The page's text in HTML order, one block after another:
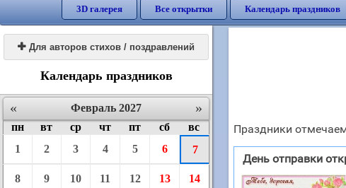
3D галерея Все открытки Календарь праздников
 Для авторов стихов / поздравлений
Календарь праздников
« »
Февраль 2027
пн
вт ср чт пт сб
вс
1
2 3 4 5 6 7
8 9 10 11 12 13 14
Праздники
День отправки